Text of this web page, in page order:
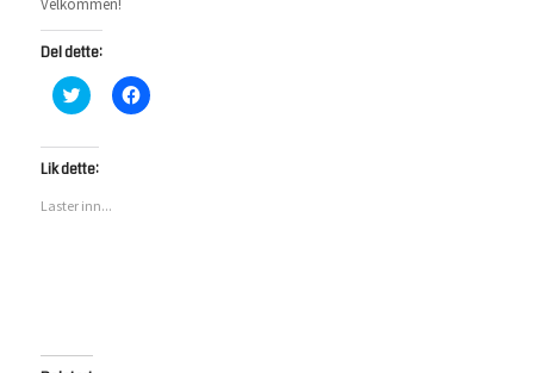
Del dette:
Klikk
for
på
Twitter(åpnes
en
ny
Klikk
for
Lik dette:
Laster inn...